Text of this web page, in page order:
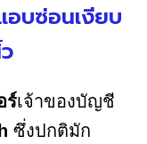
อบซ่อนเงียบ
ร์เจ้าของบัญชี
ซึ่งปกติมัก